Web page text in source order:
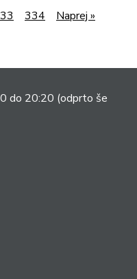
334 Naprej »
do 20:20 (odprto še